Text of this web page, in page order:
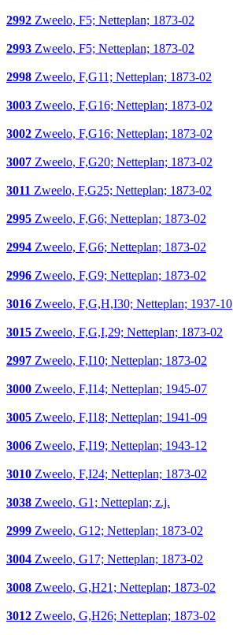
2992 Zweelo, F5; Netteplan; 1873-02
2993 Zweelo, F5; Netteplan; 1873-02
2998 Zweelo, F,G11; Netteplan; 1873-02
3003 Zweelo, F,G16; Netteplan; 1873-02
3002 Zweelo, F,G16; Netteplan; 1873-02
3007 Zweelo, F,G20; Netteplan; 1873-02
3011 Zweelo, F,G25; Netteplan; 1873-02
2995 Zweelo, F,G6; Netteplan; 1873-02
2994 Zweelo, F,G6; Netteplan; 1873-02
2996 Zweelo, F,G9; Netteplan; 1873-02
3016 Zweelo, F,G,H,I30; Netteplan; 1937-10
3015 Zweelo, F,G,I,29; Netteplan; 1873-02
2997 Zweelo, F,I10; Netteplan; 1873-02
3000 Zweelo, F,I14; Netteplan; 1945-07
3005 Zweelo, F,I18; Netteplan; 1941-09
3006 Zweelo, F,I19; Netteplan; 1943-12
3010 Zweelo, F,I24; Netteplan; 1873-02
3038 Zweelo, G1; Netteplan; z.j.
2999 Zweelo, G12; Netteplan; 1873-02
3004 Zweelo, G17; Netteplan; 1873-02
3008 Zweelo, G,H21; Netteplan; 1873-02
3012 Zweelo, G,H26; Netteplan; 1873-02